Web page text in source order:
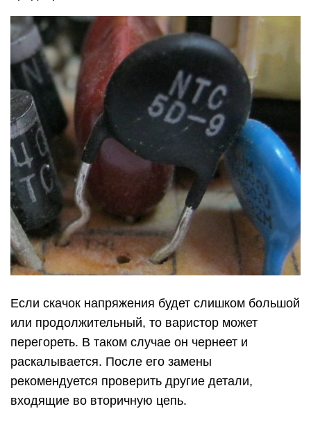
Если скачок напряжения будет слишком большой
или продолжительный, то варистор может
перегореть. В таком случае он чернеет и
раскалывается. После его замены
рекомендуется проверить другие детали,
входящие во вторичную цепь.